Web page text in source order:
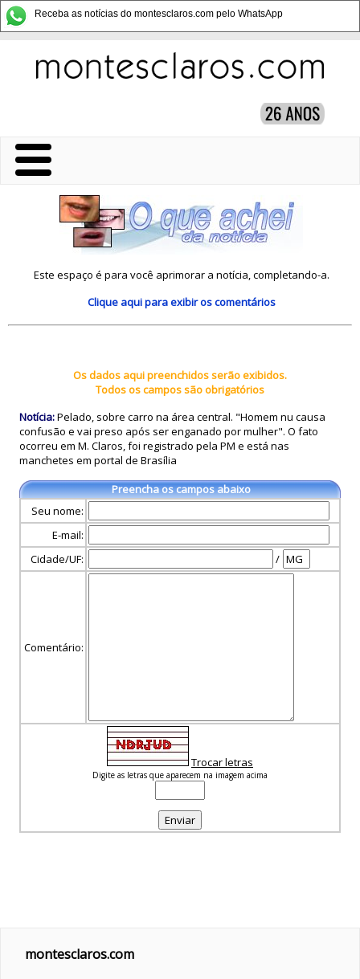
Receba as notícias do montesclaros.com pelo WhatsApp
Este espaço é para você aprimorar a notícia, completando-a.
Clique aquipara exibir os comentários
Os dados aqui preenchidos serão exibidos.
Todos os campos são obrigatórios
Notícia:Pelado, sobre carro na área central. "Homem nu causa
confusão e vai preso após ser enganado por mulher". O fato
ocorreu em M. Claros, foi registrado pela PM e está nas
manchetes em portal de Brasília
Preencha os campos abaixo
Seu nome:
E-mail:
Cidade/UF:
/
Comentário:
Trocar letras
Digite as letras que aparecem na imagem acima
montesclaros.com